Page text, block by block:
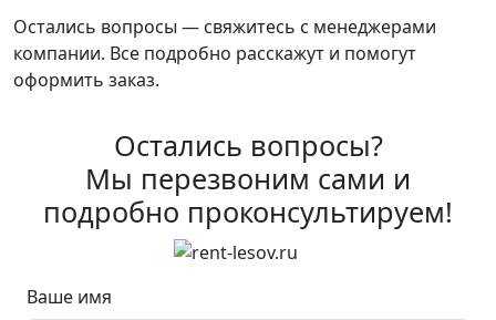
Остались вопросы — свяжитесь с менеджерами
компании. Все подробно расскажут и помогут
оформить заказ.
Остались вопросы?
Мы перезвоним сами и
подробно проконсультируем!
Ваше имя